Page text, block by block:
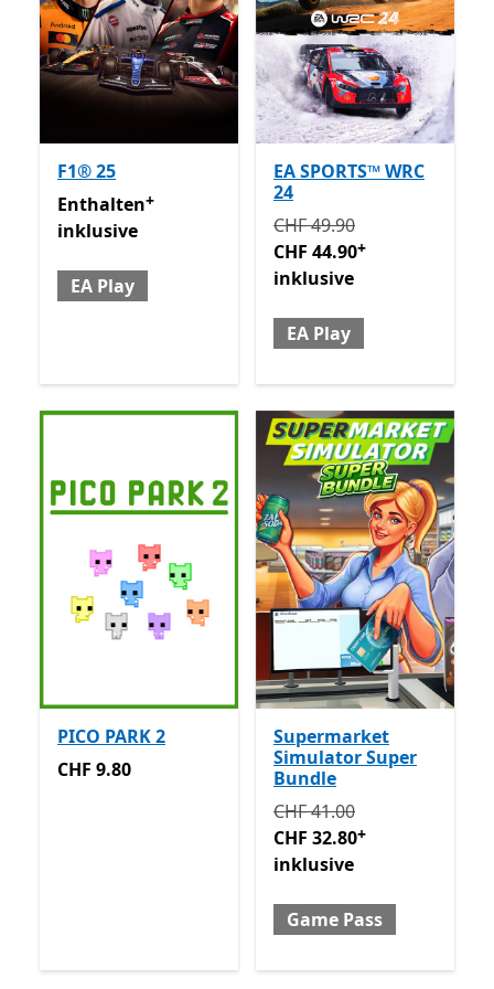
F1® 25
Enthalten inklusive EA PlayEnthält In-App-Käufe
Enthalten+
inklusive
EA Play
EA SPORTS™ WRC
24
Ursprünglich CHF 49.90
CHF 49.90
CHF 44.90+
inklusive
EA Play
PICO PARK 2
CHF 9.80
CHF 9.80
Supermarket
Simulator Super
Bundle
Ursprünglich CHF 41.00
CHF 41.00
CHF 32.80+
inklusive
Game Pass